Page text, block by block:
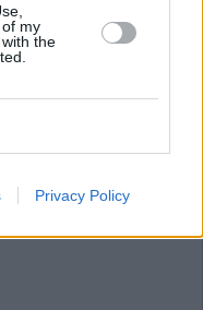
my
the
Privacy Policy